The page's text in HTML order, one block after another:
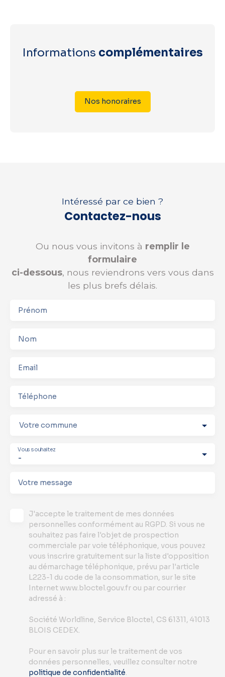
Informations complémentaires
Nos honoraires
Intéressé par ce bien ?
Contactez-nous
Ou nous vous invitons à remplir le
formulaire
ci-dessous, nous reviendrons vers vous dans
les plus brefs délais.
Prénom
Nom
Email
Téléphone
Votre commune
-
Vous souhaitez
Votre message
J'accepte le traitement de mes données
personnelles conformément au RGPD. Si vous ne
souhaitez pas faire l'objet de prospection
commerciale par voie téléphonique, vous pouvez
vous inscrire gratuitement sur la liste d'opposition
au démarchage téléphonique, prévu par l'article
L223-1 du code de la consommation, sur le site
Internet www.bloctel.gouv.fr ou par courrier
adressé à :
Société Worldline, Service Bloctel, CS 61311, 41013
BLOIS CEDEX.
Pour en savoir plus sur le traitement de vos
données personnelles, veuillez consulter notre
politique de confidentialité.